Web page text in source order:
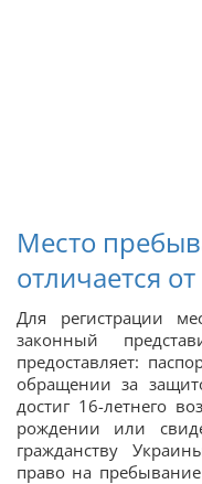
Место
отличается
Для регистрации
законный
предоставляет:
обращении за
достиг 16-летнего
рождении или
гражданству
право на